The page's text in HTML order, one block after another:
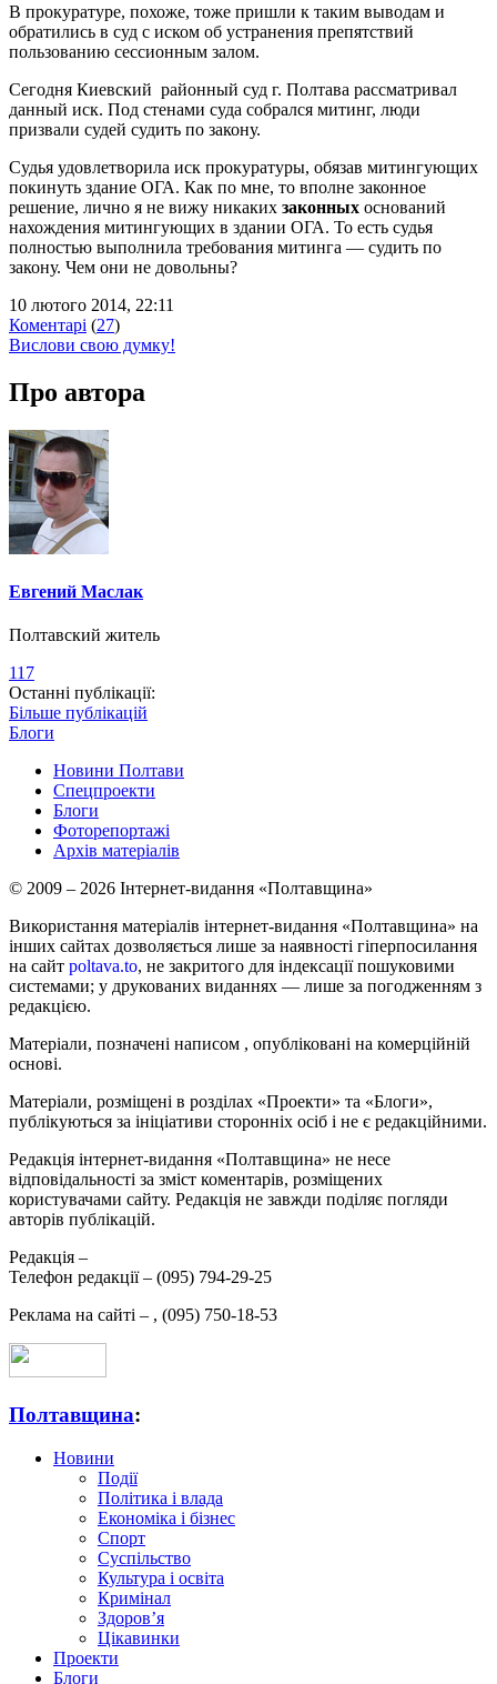
В прокуратуре, похоже, тоже пришли к таким выводам и
обратились в суд с иском об устранения препятствий
пользованию сессионным залом.
Сегодня Киевский районный суд г. Полтава рассматривал
данный иск. Под стенами суда собрался митинг, люди
призвали судей судить по закону.
Судья удовлетворила иск прокуратуры, обязав митингующих
покинуть здание ОГА. Как по мне, то вполне законное
решение, лично я не вижу никаких законных оснований
нахождения митингующих в здании ОГА. То есть судья
полностью выполнила требования митинга — судить по
закону. Чем они не довольны?
10 лютого 2014, 22:11
Коментарі (27)
Вислови свою думку!
Про автора
Евгений Маслак
Полтавский житель
117
Останні публікації:
Більше публікацій
Блоги
Новини Полтави
Спецпроекти
Блоги
Фоторепортажі
Архів матеріалів
© 2009 – 2026 Інтернет-видання «Полтавщина»
Використання матеріалів інтернет-видання «Полтавщина» на
інших сайтах дозволяється лише за наявності гіперпосилання
на сайт poltava.to, не закритого для індексації пошуковими
системами; у друкованих виданнях — лише за погодженням з
редакцією.
Матеріали, позначені написом , опубліковані на комерційній
основі.
Матеріали, розміщені в розділах «Проекти» та «Блоги»,
публікуються за ініціативи сторонніх осіб і не є редакційними.
Редакція інтернет-видання «Полтавщина» не несе
відповідальності за зміст коментарів, розміщених
користувачами сайту. Редакція не завжди поділяє погляди
авторів публікацій.
Редакція –
Телефон редакції – (095) 794-29-25
Реклама на сайті – , (095) 750-18-53
Полтавщина:
Новини
Події
Політика і влада
Економіка і бізнес
Спорт
Суспільство
Культура і освіта
Кримінал
Здоров’я
Цікавинки
Проекти
Блоги